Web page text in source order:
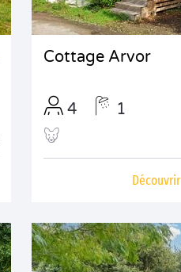
Cottage Arvor
4 1
Découvrir